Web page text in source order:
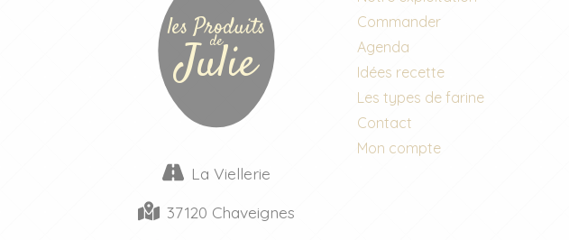
les Produits
de
Julie
La Viellerie
37120 Chaveignes
Commander
Agenda
Idées recette
Les types de farine
Contact
Mon compte